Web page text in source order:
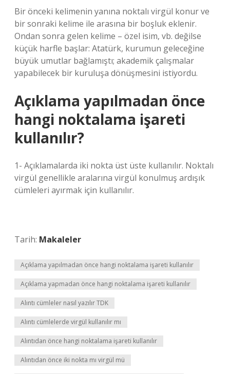
Bir önceki kelimenin yanına noktalı virgül konur ve
bir sonraki kelime ile arasına bir boşluk eklenir.
Ondan sonra gelen kelime – özel isim, vb. değilse
küçük harfle başlar: Atatürk, kurumun geleceğine
büyük umutlar bağlamıştı; akademik çalışmalar
yapabilecek bir kuruluşa dönüşmesini istiyordu.
Açıklama yapılmadan önce
hangi noktalama işareti
kullanılır?
1- Açıklamalarda iki nokta üst üste kullanılır. Noktalı
virgül genellikle aralarına virgül konulmuş ardışık
cümleleri ayırmak için kullanılır.
Tarih: Makaleler
Açıklama yapılmadan önce hangi noktalama işareti kullanılır
Açıklama yapmadan önce hangi noktalama işareti kullanılır
Alıntı cümleler nasıl yazılır TDK
Alıntı cümlelerde virgül kullanılır mı
Alıntıdan önce hangi noktalama işareti kullanılır
Alıntıdan önce iki nokta mı virgül mü